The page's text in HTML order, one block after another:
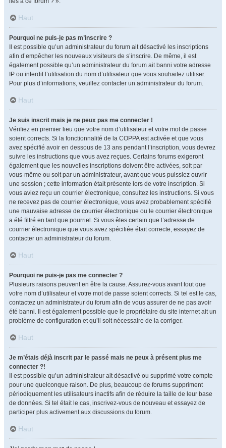
Haut
Pourquoi ne puis-je pas m’inscrire ?
Il est possible qu’un administrateur du forum ait désactivé les inscriptions
afin d’empêcher les nouveaux visiteurs de s’inscrire. De même, il est
également possible qu’un administrateur du forum ait banni votre adresse
IP ou interdit l’utilisation du nom d’utilisateur que vous souhaitez utiliser.
Pour plus d’informations, veuillez contacter un administrateur du forum.
Haut
Je suis inscrit mais je ne peux pas me connecter !
Vérifiez en premier lieu que votre nom d’utilisateur et votre mot de passe
soient corrects. Si la fonctionnalité de la COPPA est activée et que vous
avez spécifié avoir en dessous de 13 ans pendant l’inscription, vous devrez
suivre les instructions que vous avez reçues. Certains forums exigeront
également que les nouvelles inscriptions doivent être activées, soit par
vous-même ou soit par un administrateur, avant que vous puissiez ouvrir
une session ; cette information était présente lors de votre inscription. Si
vous aviez reçu un courrier électronique, consultez les instructions. Si vous
ne recevez pas de courrier électronique, vous avez probablement spécifié
une mauvaise adresse de courrier électronique ou le courrier électronique
a été filtré en tant que pourriel. Si vous êtes certain que l’adresse de
courrier électronique que vous avez spécifiée était correcte, essayez de
contacter un administrateur du forum.
Haut
Pourquoi ne puis-je pas me connecter ?
Plusieurs raisons peuvent en être la cause. Assurez-vous avant tout que
votre nom d’utilisateur et votre mot de passe soient corrects. Si tel est le cas,
contactez un administrateur du forum afin de vous assurer de ne pas avoir
été banni. Il est également possible que le propriétaire du site internet ait un
problème de configuration et qu’il soit nécessaire de la corriger.
Haut
Je m’étais déjà inscrit par le passé mais ne peux à présent plus me
connecter ?!
Il est possible qu’un administrateur ait désactivé ou supprimé votre compte
pour une quelconque raison. De plus, beaucoup de forums suppriment
périodiquement les utilisateurs inactifs afin de réduire la taille de leur base
de données. Si tel était le cas, inscrivez-vous de nouveau et essayez de
participer plus activement aux discussions du forum.
Haut